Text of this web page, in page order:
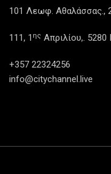
101 Λεωφ. Αθαλάσσας.,
111, 1 ης Απριλίου,. 5280
+357 22324256
info@citychannel.live